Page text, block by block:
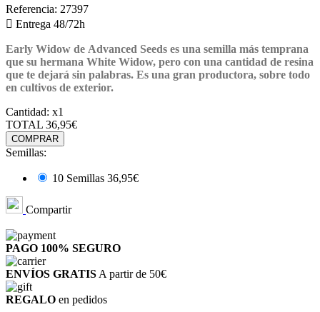
Referencia: 27397
 Entrega 48/72h
Early Widow de Advanced Seeds es una semilla más temprana
que su hermana White Widow, pero con una cantidad de resina
que te dejará sin palabras. Es una gran productora, sobre todo
en cultivos de exterior.
Cantidad: x1
TOTAL 36,95€
COMPRAR
Semillas:
10 Semillas 36,95€
Compartir
PAGO 100% SEGURO
ENVÍOS GRATIS A partir de 50€
REGALO en pedidos